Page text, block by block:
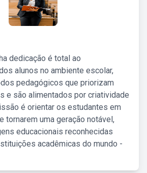
dedicação é total ao
alunos no ambiente escolar,
pedagógicos que priorizam
e são alimentados por criatividade
é orientar os estudantes em
tornarem uma geração notável,
educacionais reconhecidas
acadêmicas do mundo -